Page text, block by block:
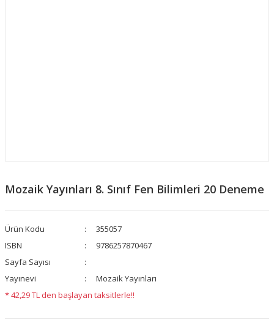
Mozaik Yayınları 8. Sınıf Fen Bilimleri 20 Deneme
Ürün Kodu
355057
ISBN
9786257870467
Sayfa Sayısı
Yayınevi
Mozaik Yayınları
* 42,29 TL den başlayan taksitlerle!!